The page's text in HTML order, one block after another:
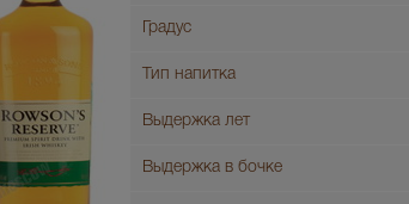
Градус
Тип напитка
Выдержка лет
Выдержка в бочке